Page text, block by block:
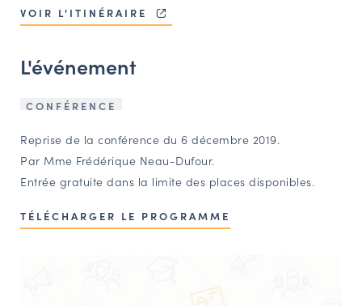
BOURSE D’ÉCHANGE
OUTILS EN LIGNE
Espace acteurs
NAVIGATION FILTRÉE « ACTEURS »
PORTAIL CULTURE
VOIR L'ITINÉRAIRE
L'événement
CONFÉRENCE
Reprise de la conférence du 6 décembre 2019.
Par Mme Frédérique Neau-Dufour.
Entrée gratuite dans la limite des places disponibles.
TÉLÉCHARGER LE PROGRAMME